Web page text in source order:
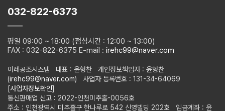
032-822-6373
평일 09:00 ~ 18:00 (점심시간 : 12:00 ~ 13:00)
FAX : 032-822-6375 E-mail : irehc99@naver.com
이레공조시스템 대표 : 윤형찬 개인정보책임자 : 윤형찬
(irehc99@naver.com) 사업자 등록번호 : 131-34-64069
[사업자정보확인]
통신판매업 신고 : 2022-인천미추홀-0056호
주소 : 인천광역시 미추홀구 한나루로 542 신영빌딩 202호 입금계좌 : 윤